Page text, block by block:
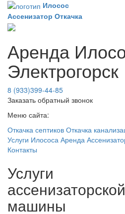
Илосос
Ассенизатор Откачка
Аренда
Электрогорск
8 (933)399-44-85
Заказать обратный звонок
Меню сайта:
Откачка септиков Откачка
Услуги Илососа Аренда
Контакты
Услуги
ассенизаторской
машины